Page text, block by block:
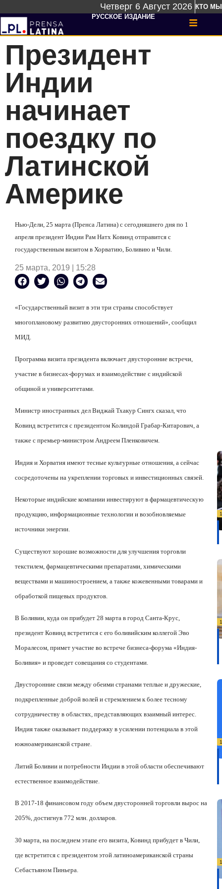
Четверг 6 Август 2026 КТО МЫ
РУССКОЕ ИЗДАНИЕ
Президент
Индии
начинает
поездку по
Латинской
Америке
Нью-Дели, 25 марта (Пренса Латина) с сегодняшнего дня по 1
апреля президент Индии Рам Натх Ковинд отправится с
государственным визитом в Хорватию, Боливию и Чили.
25 марта, 2019 | 15:28
«Государственный визит в эти три страны способствует
многоплановому развитию двусторонних отношений», сообщил
МИД.
Программа визита президента включает двусторонние встречи,
участие в бизнесах-форумах и взаимодействие с индийской
общиной и университетами.
Министр иностранных дел Виджай Тхакур Сингх сказал, что
Ковинд встретится с президентом Колиндой Грабар-Китарович, а
также с премьер-министром Андреем Пленковичем.
Индия и Хорватия имеют тесные культурные отношения, а сейчас
сосредоточены на укреплении торговых и инвестиционных связей.
Некоторые индийские компании инвестируют в фармацевтическую
продукцию, информационные технологии и возобновляемые
источники энергии.
Существуют хорошие возможности для улучшения торговли
текстилем, фармацевтическими препаратами, химическими
веществами и машиностроением, а также кожевенными товарами и
обработкой пищевых продуктов.
В Боливии, куда он прибудет 28 марта в город Санта-Крус,
президент Ковинд встретится с его боливийским коллегой Эво
Моралесом, примет участие во встрече бизнеса-форума «Индия-
Боливия» и проведет совещания со студентами.
Двусторонние связи между обеими странами теплые и дружеские,
подкрепленные доброй волей и стремлением к более тесному
сотрудничеству в областях, представляющих взаимный интерес.
Индия также оказывает поддержку в усилении потенциала в этой
южноамериканской стране.
Литий Боливии и потребности Индии в этой области обеспечивают
естественное взаимодействие.
В 2017-18 финансовом году объем двусторонней торговли вырос на
205%, достигнув 772 млн. долларов.
30 марта, на последнем этапе его визита, Ковинд прибудет в Чили,
где встретится с президентом этой латиноамериканской страны
Себастьяном Пиньера.